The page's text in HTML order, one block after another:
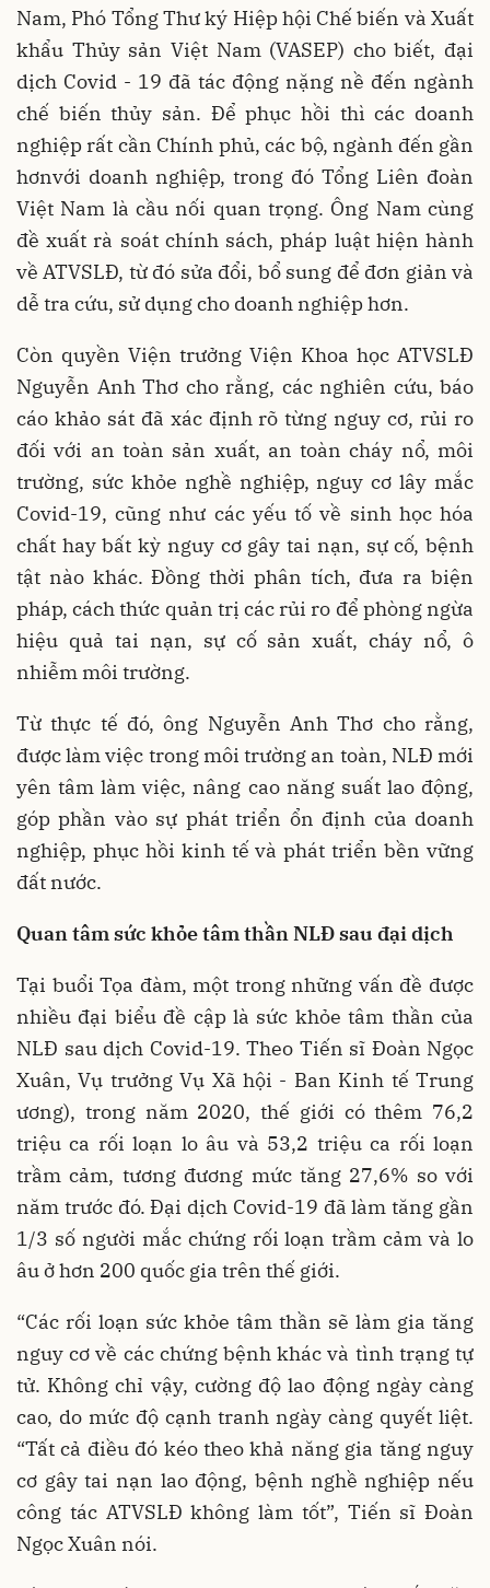
Nam, Phó Tổng Thư ký Hiệp hội Chế biến và Xuất
khẩu Thủy sản Việt Nam (VASEP) cho biết, đại
dịch Covid - 19 đã tác động nặng nề đến ngành
chế biến thủy sản. Để phục hồi thì các doanh
nghiệp rất cần Chính phủ, các bộ, ngành đến gần
hơnvới doanh nghiệp, trong đó Tổng Liên đoàn
Việt Nam là cầu nối quan trọng. Ông Nam cùng
đề xuất rà soát chính sách, pháp luật hiện hành
về ATVSLĐ, từ đó sửa đổi, bổ sung để đơn giản và
dễ tra cứu, sử dụng cho doanh nghiệp hơn.
Còn quyền Viện trưởng Viện Khoa học ATVSLĐ
Nguyễn Anh Thơ cho rằng, các nghiên cứu, báo
cáo khảo sát đã xác định rõ từng nguy cơ, rủi ro
đối với an toàn sản xuất, an toàn cháy nổ, môi
trường, sức khỏe nghề nghiệp, nguy cơ lây mắc
Covid-19, cũng như các yếu tố về sinh học hóa
chất hay bất kỳ nguy cơ gây tai nạn, sự cố, bệnh
tật nào khác. Đồng thời phân tích, đưa ra biện
pháp, cách thức quản trị các rủi ro để phòng ngừa
hiệu quả tai nạn, sự cố sản xuất, cháy nổ, ô
nhiễm môi trường.
Từ thực tế đó, ông Nguyễn Anh Thơ cho rằng,
được làm việc trong môi trường an toàn, NLĐ mới
yên tâm làm việc, nâng cao năng suất lao động,
góp phần vào sự phát triển ổn định của doanh
nghiệp, phục hồi kinh tế và phát triển bền vững
đất nước.
Quan tâm sức khỏe tâm thần NLĐsau đại dịch
Tại buổi Tọa đàm, một trong những vấn đề được
nhiều đại biểu đề cập là sức khỏe tâm thần của
NLĐ sau dịch Covid-19. Theo Tiến sĩ Đoàn Ngọc
Xuân, Vụ trưởng Vụ Xã hội - Ban Kinh tế Trung
ương), trong năm 2020, thế giới có thêm 76,2
triệu ca rối loạn lo âu và 53,2 triệu ca rối loạn
trầm cảm, tương đương mức tăng 27,6% so với
năm trước đó. Đại dịch Covid-19 đã làm tăng gần
1/3 số người mắc chứng rối loạn trầm cảm và lo
âu ở hơn 200 quốc gia trên thế giới.
“Các rối loạn sức khỏe tâm thần sẽ làm gia tăng
nguy cơ về các chứng bệnh khác và tình trạng tự
tử. Không chỉ vậy, cường độ lao động ngày càng
cao, do mức độ cạnh tranh ngày càng quyết liệt.
“Tất cả điều đó kéo theo khả năng gia tăng nguy
cơ gây tai nạn lao động, bệnh nghề nghiệp nếu
công tác ATVSLĐ không làm tốt”, Tiến sĩ Đoàn
Ngọc Xuân nói.